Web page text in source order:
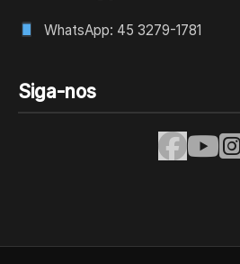
WhatsApp: 45 3279-1781
Siga-nos